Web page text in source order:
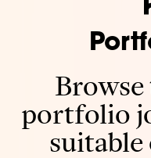
portfolio